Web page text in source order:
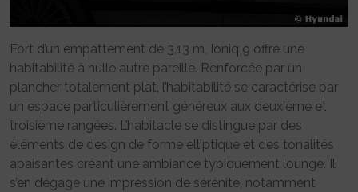
Fort d’un empattement de 3,13 m, Ioniq 9 offre une
habitabilité à nulle autre pareille. Renforcée par un
plancher totalement plat, l’habitabilité se caractérise par
un espace particulièrement généreux aux deuxième et
troisième rangées. L’habitacle se distingue par des
éléments de design de forme elliptique et des tonalités
apaisantes créant une ambiance typiquement lounge. Il
s’en dégage une impression de sérénité, notamment